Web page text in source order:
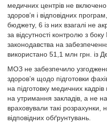
медичних центрів не
здоров’я і відповідних
бюджету, 6 із них взагалі не
за відсутності контролю з
законодавства на
використано 51,1 млн грн. із
МОЗ не забезпечило
здоров’я щодо підготовки
на підготовку медичних
на утримання закладів, а не
враховували такі розрахунки,
відповідних обґрунтувань.